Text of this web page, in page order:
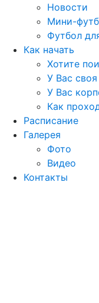
Новости
Мини-
Футбол
Как начать
Хотите
У Вас
У Вас
Как
Расписание
Галерея
Фото
Видео
Контакты